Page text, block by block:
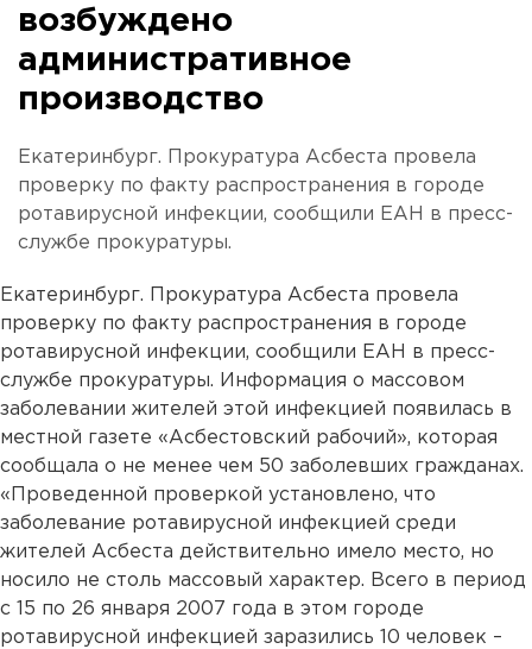
возбуждено
административное
производство
Екатеринбург. Прокуратура Асбеста провела
проверку по факту распространения в городе
ротавирусной инфекции, сообщили ЕАН в пресс-
службе прокуратуры.
Екатеринбург. Прокуратура Асбеста провела
проверку по факту распространения в городе
ротавирусной инфекции, сообщили ЕАН в пресс-
службе прокуратуры. Информация о массовом
заболевании жителей этой инфекцией появилась в
местной газете «Асбестовский рабочий», которая
сообщала о не менее чем 50 заболевших гражданах.
«Проведенной проверкой установлено, что
заболевание ротавирусной инфекцией среди
жителей Асбеста действительно имело место, но
носило не столь массовый характер. Всего в период
с 15 по 26 января 2007 года в этом городе
ротавирусной инфекцией заразились 10 человек –